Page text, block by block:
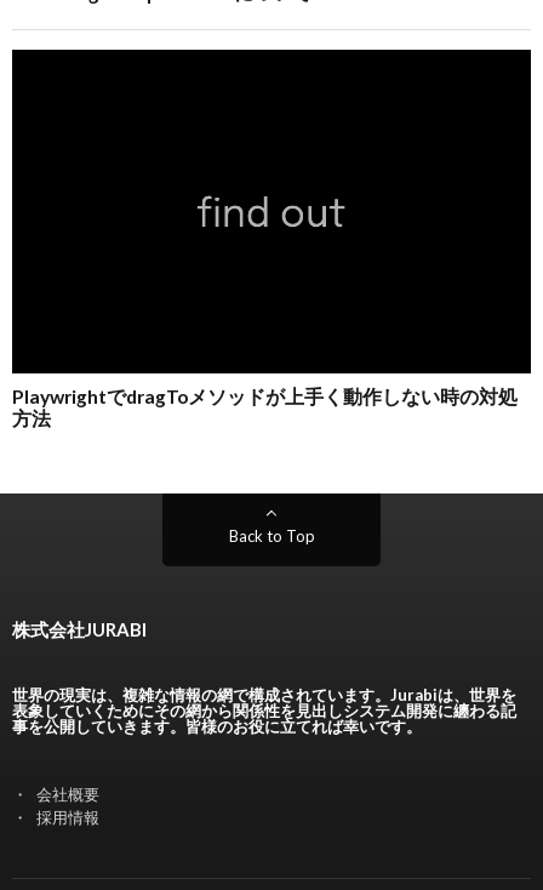
Back to Top
株式会社JURABI
世界の現実は、複雑な情報の網で構成されています。Jurabiは、世界を
表象していくためにその網から関係性を見出しシステム開発に纏わる記
事を公開していきます。皆様のお役に立てれば幸いです。
会社概要
採用情報